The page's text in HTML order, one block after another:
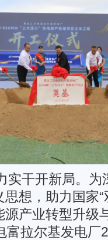
实干开新局。为
想，助力国家
产业转型升级
富拉尔基发电厂